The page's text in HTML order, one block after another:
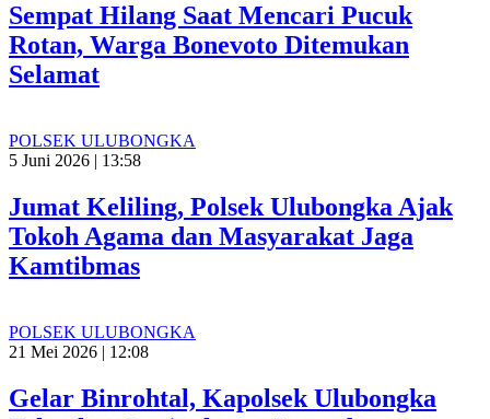
Sempat Hilang Saat Mencari Pucuk
Rotan, Warga Bonevoto Ditemukan
Selamat
POLSEK ULUBONGKA
5 Juni 2026 | 13:58
Jumat Keliling, Polsek Ulubongka Ajak
Tokoh Agama dan Masyarakat Jaga
Kamtibmas
POLSEK ULUBONGKA
21 Mei 2026 | 12:08
Gelar Binrohtal, Kapolsek Ulubongka